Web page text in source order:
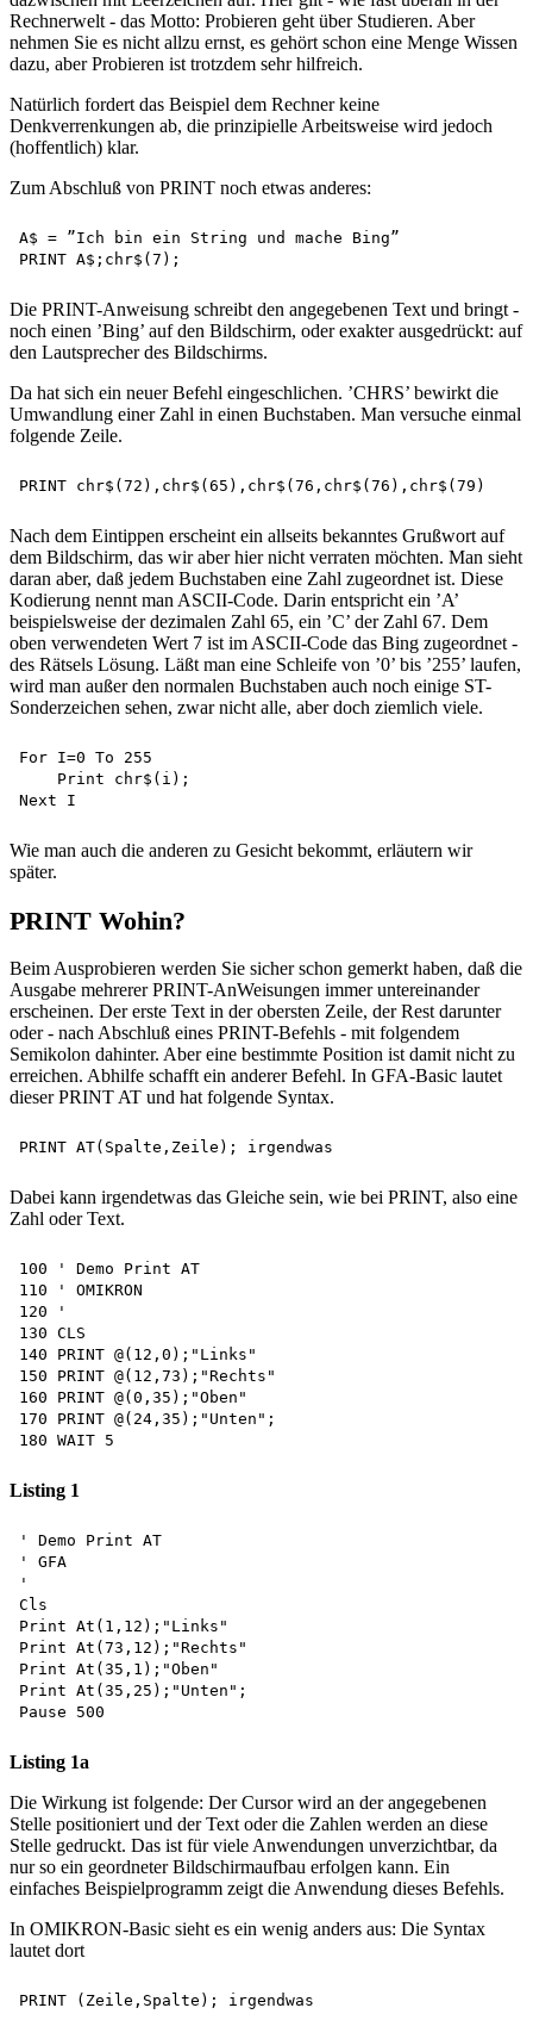
Rechnerwelt - das Motto: Probieren geht über Studieren. Aber
nehmen Sie es nicht allzu ernst, es gehört schon eine Menge Wissen
dazu, aber Probieren ist trotzdem sehr hilfreich.
Natürlich fordert das Beispiel dem Rechner keine
Denkverrenkungen ab, die prinzipielle Arbeitsweise wird jedoch
(hoffentlich) klar.
Zum Abschluß von PRINT noch etwas anderes:
A$ = ”Ich bin ein String und mache Bing”
Die PRINT-Anweisung schreibt den angegebenen Text und bringt -
noch einen ’Bing’ auf den Bildschirm, oder exakter ausgedrückt: auf
den Lautsprecher des Bildschirms.
Da hat sich ein neuer Befehl eingeschlichen. ’CHRS’ bewirkt die
Umwandlung einer Zahl in einen Buchstaben. Man versuche einmal
folgende Zeile.
Nach dem Eintippen erscheint ein allseits bekanntes Grußwort auf
dem Bildschirm, das wir aber hier nicht verraten möchten. Man sieht
daran aber, daß jedem Buchstaben eine Zahl zugeordnet ist. Diese
Kodierung nennt man ASCII-Code. Darin entspricht ein ’A’
beispielsweise der dezimalen Zahl 65, ein ’C’ der Zahl 67. Dem
oben verwendeten Wert 7 ist im ASCII-Code das Bing zugeordnet -
des Rätsels Lösung. Läßt man eine Schleife von ’0’ bis ’255’ laufen,
wird man außer den normalen Buchstaben auch noch einige ST-
Sonderzeichen sehen, zwar nicht alle, aber doch ziemlich viele.
For I=0 To 255
    Print chr$(i);
Wie man auch die anderen zu Gesicht bekommt, erläutern wir
später.
PRINT Wohin?
Beim Ausprobieren werden Sie sicher schon gemerkt haben, daß die
Ausgabe mehrerer PRINT-AnWeisungen immer untereinander
erscheinen. Der erste Text in der obersten Zeile, der Rest darunter
oder - nach Abschluß eines PRINT-Befehls - mit folgendem
Semikolon dahinter. Aber eine bestimmte Position ist damit nicht zu
erreichen. Abhilfe schafft ein anderer Befehl. In GFA-Basic lautet
dieser PRINT AT und hat folgende Syntax.
Dabei kann irgendetwas das Gleiche sein, wie bei PRINT, also eine
Zahl oder Text.
100 ' Demo Print AT
110 ' OMIKRON
120 '
130 CLS
140 PRINT @(12,0);"Links"
150 PRINT @(12,73);"Rechts"
160 PRINT @(0,35);"Oben"
170 PRINT @(24,35);"Unten";
Listing 1
' Demo Print AT
' GFA
'
Cls
Print At(1,12);"Links"
Print At(73,12);"Rechts"
Print At(35,1);"Oben"
Print At(35,25);"Unten";
Listing 1a
Die Wirkung ist folgende: Der Cursor wird an der angegebenen
Stelle positioniert und der Text oder die Zahlen werden an diese
Stelle gedruckt. Das ist für viele Anwendungen unverzichtbar, da
nur so ein geordneter Bildschirmaufbau erfolgen kann. Ein
einfaches Beispielprogramm zeigt die Anwendung dieses Befehls.
In OMIKRON-Basic sieht es ein wenig anders aus: Die Syntax
lautet dort